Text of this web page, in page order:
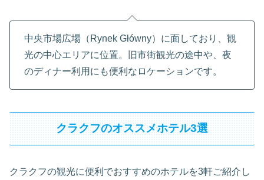
中央市場広場（Rynek Główny）に面しており、観
光の中心エリアに位置。旧市街観光の途中や、夜
のディナー利用にも便利なロケーションです。
クラクフのオススメホテル3選
クラクフの観光に便利でおすすめのホテルを3軒ご紹介し